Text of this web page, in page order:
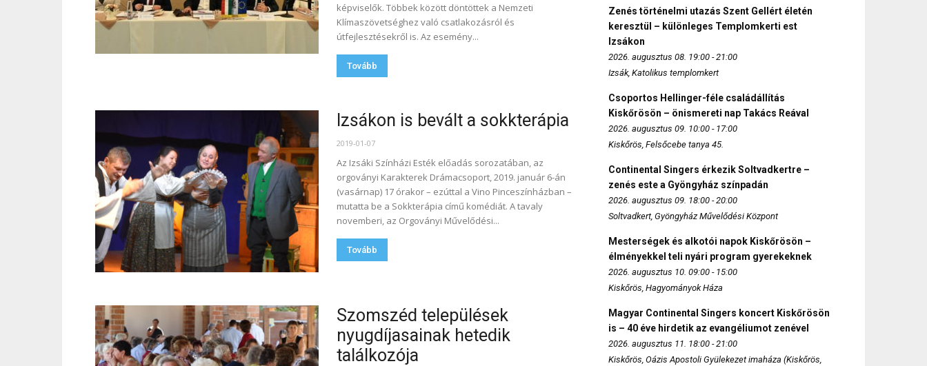
képviselők. Többek között döntöttek a Nemzeti
Klímaszövetséghez való csatlakozásról és
útfejlesztésekről is. Az esemény...
Tovább
Izsákon is bevált a sokkterápia
2019-01-07
Az Izsáki Színházi Esték előadás sorozatában, az
orgoványi Karakterek Drámacsoport, 2019. január 6-án
(vasárnap) 17 órakor – ezúttal a Vino Pinceszínházban –
mutatta be a Sokkterápia című komédiát. A tavaly
novemberi, az Orgoványi Művelődési...
Tovább
Szomszéd települések
nyugdíjasainak hetedik
találkozója
Zenés történelmi utazás Szent Gellért életén
keresztül – különleges Templomkerti est
Izsákon
2026. augusztus 08. 19:00 - 21:00
Izsák, Katolikus templomkert
Csoportos Hellinger-féle családállítás
Kiskőrösön – önismereti nap Takács Reával
2026. augusztus 09. 10:00 - 17:00
Kiskőrös, Felsőcebe tanya 45.
Continental Singers érkezik Soltvadkertre –
zenés este a Gyöngyház színpadán
2026. augusztus 09. 18:00 - 20:00
Soltvadkert, Gyöngyház Művelődési Központ
Mesterségek és alkotói napok Kiskőrösön –
élményekkel teli nyári program gyerekeknek
2026. augusztus 10. 09:00 - 15:00
Kiskőrös, Hagyományok Háza
Magyar Continental Singers koncert Kiskőrösön
is – 40 éve hirdetik az evangéliumot zenével
2026. augusztus 11. 18:00 - 21:00
Kiskőrös, Oázis Apostoli Gyülekezet imaháza (Kiskőrös,